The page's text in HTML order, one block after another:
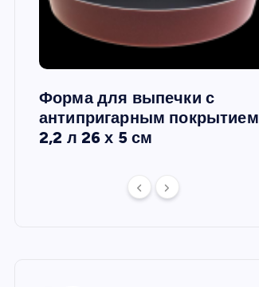
Форма для выпечки с
антипригарным покрытием
2,2 л 26 х 5 см